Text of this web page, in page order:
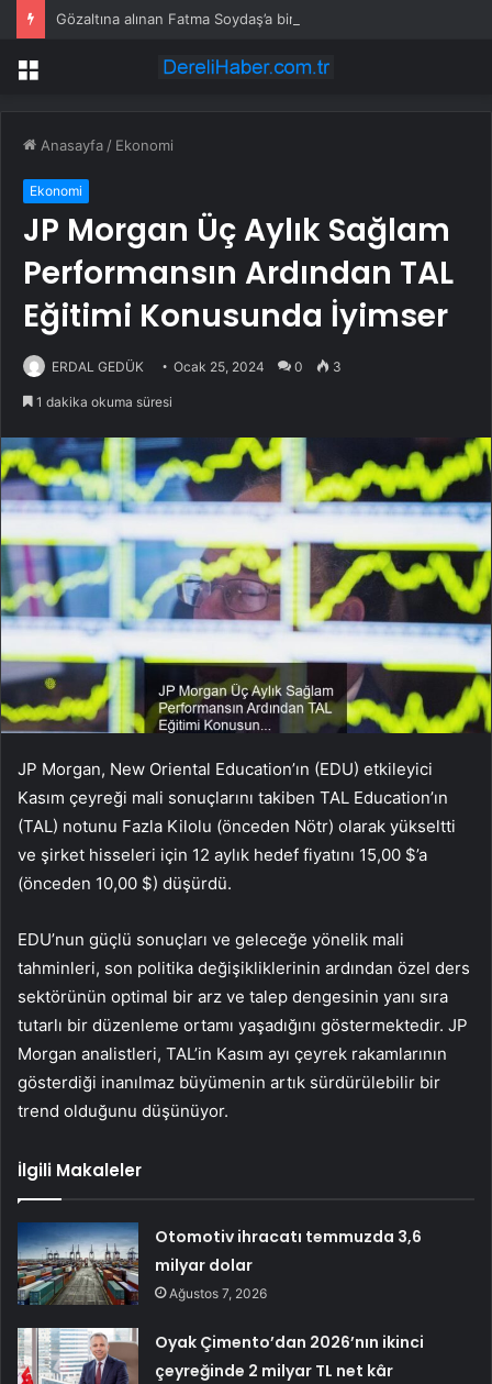
Gözaltına alınan Fatma Soydaş’a bir darbe daha
Menü
Anasayfa / Ekonomi
Ekonomi
JP Morgan Üç Aylık Sağlam
Performansın Ardından TAL
Eğitimi Konusunda İyimser
ERDAL GEDÜK Ocak 25, 2024 0 3
1 dakika okuma süresi
JP Morgan, New Oriental Education’ın (EDU) etkileyici
Kasım çeyreği mali sonuçlarını takiben TAL Education’ın
(TAL) notunu Fazla Kilolu (önceden Nötr) olarak yükseltti
ve şirket hisseleri için 12 aylık hedef fiyatını 15,00 $’a
(önceden 10,00 $) düşürdü.
EDU’nun güçlü sonuçları ve geleceğe yönelik mali
tahminleri, son politika değişikliklerinin ardından özel ders
sektörünün optimal bir arz ve talep dengesinin yanı sıra
tutarlı bir düzenleme ortamı yaşadığını göstermektedir. JP
Morgan analistleri, TAL’in Kasım ayı çeyrek rakamlarının
gösterdiği inanılmaz büyümenin artık sürdürülebilir bir
trend olduğunu düşünüyor.
İlgili Makaleler
Otomotiv ihracatı temmuzda 3,6
milyar dolar
Ağustos 7, 2026
Oyak Çimento’dan 2026’nın ikinci
çeyreğinde 2 milyar TL net kâr